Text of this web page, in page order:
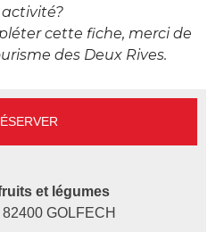
cette fiche, merci de
des Deux Rives.
et légumes
GOLFECH